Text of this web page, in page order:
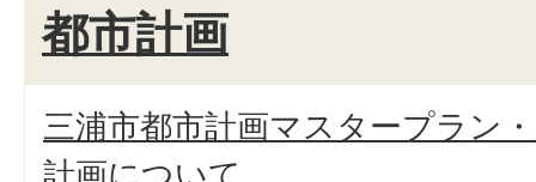
都市計画
三浦市都市計画マスタープラン
計画について